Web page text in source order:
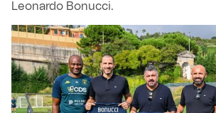
Leonardo Bonucci.